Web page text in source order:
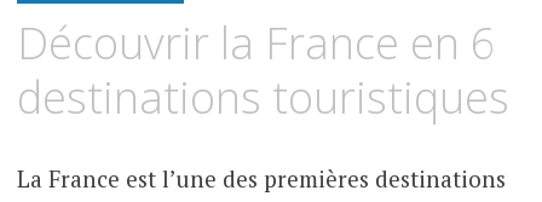
contenu
principal
Découvrir la France en 6
destinations touristiques
La France est l’une des premières destinations